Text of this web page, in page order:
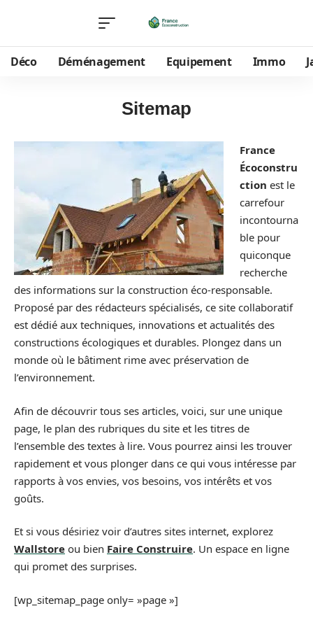
Déco Déménagement Equipement Immo
Sitemap
France
Écoconstru
ction est le
carrefour
incontourna
ble pour
quiconque
recherche
des informations sur la construction éco-responsable.
Proposé par des rédacteurs spécialisés, ce site collaboratif
est dédié aux techniques, innovations et actualités des
constructions écologiques et durables. Plongez dans un
monde où le bâtiment rime avec préservation de
l’environnement.
Afin de découvrir tous ses articles, voici, sur une unique
page, le plan des rubriques du site et les titres de
l’ensemble des textes à lire. Vous pourrez ainsi les trouver
rapidement et vous plonger dans ce qui vous intéresse par
rapports à vos envies, vos besoins, vos intérêts et vos
goûts.
Et si vous désiriez voir d’autres sites internet, explorez
Wallstore ou bien Faire Construire. Un espace en ligne
qui promet des surprises.
[wp_sitemap_page only= »page »]